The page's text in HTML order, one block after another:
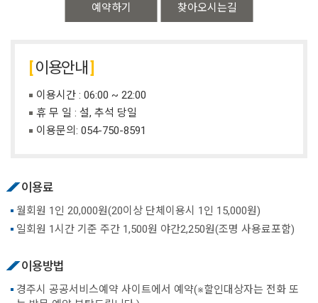
예약하기 찾아오시는길
이용안내
이용시간 : 06:00 ~ 22:00
휴 무 일 : 설, 추석 당일
이용문의: 054-750-8591
이용료
월회원 1인 20,000원(20이상 단체이용시 1인 15,000원)
일회원 1시간 기준 주간 1,500원 야간2,250원(조명 사용료포함)
이용방법
경주시 공공서비스예약 사이트에서 예약(※할인대상자는 전화 또